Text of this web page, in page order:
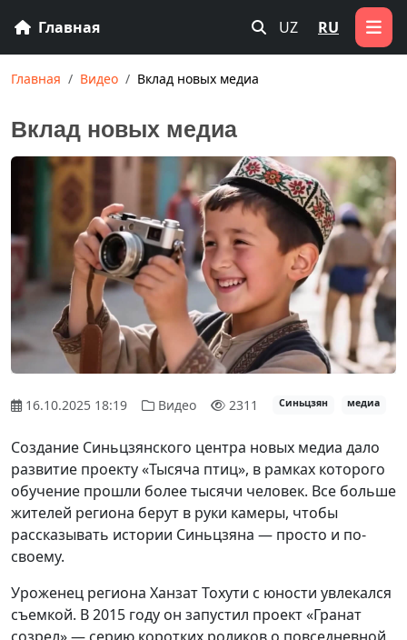
Главная UZ RU
Главная Видео Вклад новых медиа
Вклад новых медиа
16.10.2025 18:19 Видео 2311 Синьцзян медиа
Создание Синьцзянского центра новых медиа дало
развитие проекту «Тысяча птиц», в рамках которого
обучение прошли более тысячи человек. Все больше
жителей региона берут в руки камеры, чтобы
рассказывать истории Синьцзяна — просто и по-
своему.
Уроженец региона Ханзат Тохути с юности увлекался
съемкой. В 2015 году он запустил проект «Гранат
созрел» — серию коротких роликов о повседневной